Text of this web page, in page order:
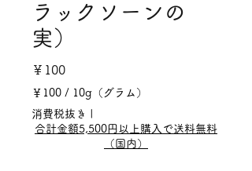
ラックソーンの
実）
￥100価
格
￥100 / 10g（グラム）
10g
ご
と
消費税抜き
合計金額5,500円以上購入で送料無料
（国内）